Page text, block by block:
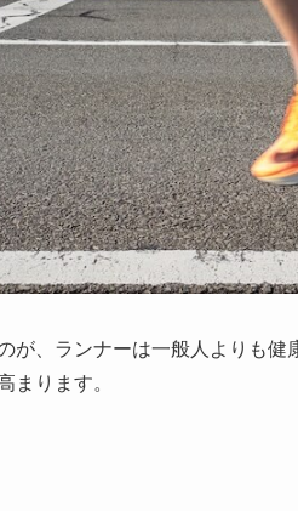
が、ランナーは一般人よりも
まります。